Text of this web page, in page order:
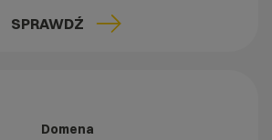
SPRAWDŹ
Domena